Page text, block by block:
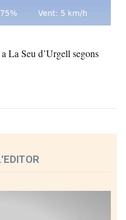
La Seu d’Urgell segons